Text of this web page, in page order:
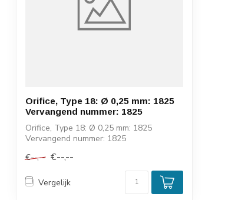
Orifice, Type 18: Ø 0,25 mm: 1825
Vervangend nummer: 1825
Orifice, Type 18: Ø 0,25 mm: 1825
Vervangend nummer: 1825
€--,-- €--,--
Vergelijk